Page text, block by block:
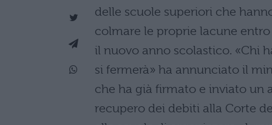
delle scuole superiori che
colmare le proprie lacune
il nuovo anno scolastico. «Chi
si fermerà» ha annunciato il
che ha già firmato e inviato un
recupero dei debiti alla Corte